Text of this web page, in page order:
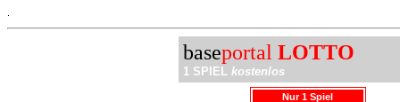
baseportal LOTTO
1 SPIEL kostenlos
Nur 1 Spiel